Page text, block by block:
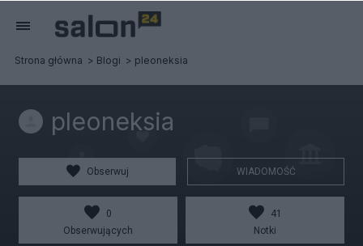
Strona główna Blogi pleoneksia
pleoneksia
Obserwuj WIADOMOŚĆ
0
Obserwujących
41
Notki